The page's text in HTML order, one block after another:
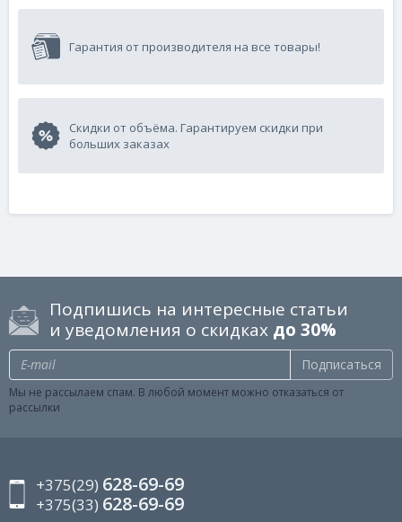
Гарантия от производителя на все товары!
Скидки от объёма. Гарантируем скидки при
больших заказах
Подпишись на интересные статьи
и уведомления о скидках до 30%
Подписаться
Мы не рассылаем спам. В любой момент можно отказаться от
рассылки
+375(29) 628-69-69
+375(33) 628-69-69